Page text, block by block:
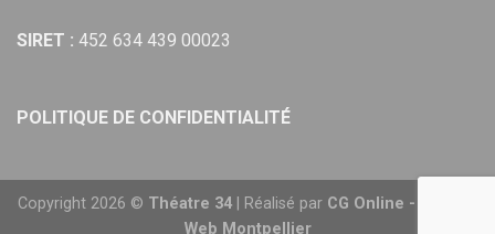
SIRET : 452 634 439 00023
POLITIQUE DE CONFIDENTIALITÉ
Copyright 2026 © Théatre 34| Réalisé par CG Online - Agence
Web Montpellier